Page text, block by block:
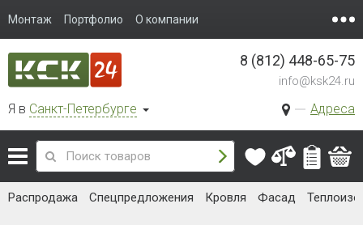
Монтаж Портфолио О компании
Я в Санкт-Петербурге Адреса
8 (812) 448-65-75
info@ksk24.ru
Распродажа Спецпредложения Кровля Фасад